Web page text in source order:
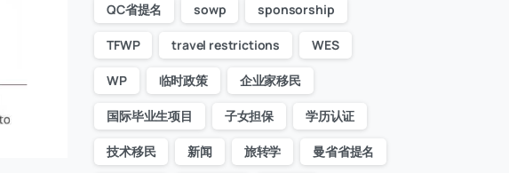
QC省提名 sowp sponsorship
TFWP travel restrictions WES
WP 临时政策 企业家移民
国际毕业生项目 子女担保 学历认证
技术移民 新闻 旅转学 曼省省提名